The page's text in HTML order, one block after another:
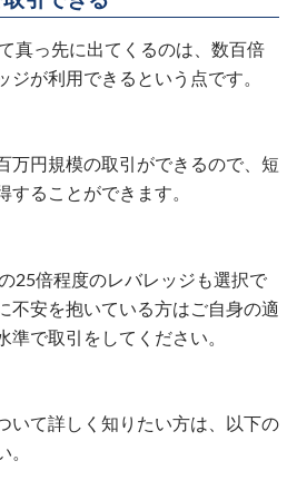
真っ先に出てくるのは、数百倍
ジが利用できるという点です。
万円規模の取引ができるので、短
することができます。
25倍程度のレバレッジも選択で
不安を抱いている方はご自身の適
準で取引をしてください。
いて詳しく知りたい方は、以下の
。